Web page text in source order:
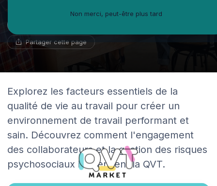
Partager cette page
Explorez les facteurs essentiels de la
qualité de vie au travail pour créer un
environnement de travail performant et
sain. Découvrez comment l'engagement
des collaborateurs et la gestion des risques
psychosociaux influencent la QVT.
Non merci, peut-être plus tard